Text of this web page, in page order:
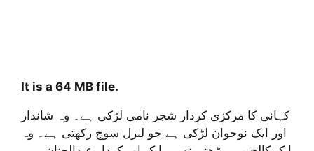
It is a 64 MB file.
کہانی کا مرکزی کردار شجر نامی لڑکی ہے۔ وہ شاندار
اور ایک نوجوان لڑکی ہے جو لبرل سوچ رکھتی ہے۔ وہ